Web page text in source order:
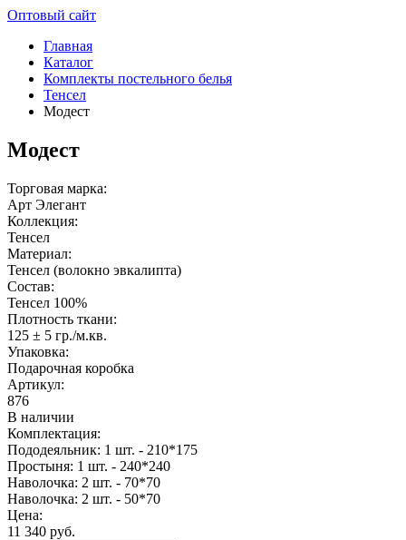
Оптовый сайт
Главная
Каталог
Комплекты постельного белья
Тенсел
Модест
Модест
Торговая марка:
Арт Элегант
Коллекция:
Тенсел
Материал:
Тенсел (волокно эвкалипта)
Состав:
Тенсел 100%
Плотность ткани:
125 ± 5 гр./м.кв.
Упаковка:
Подарочная коробка
Артикул:
876
В наличии
Комплектация:
Пододеяльник: 1 шт. - 210*175
Простыня: 1 шт. - 240*240
Наволочка: 2 шт. - 70*70
Наволочка: 2 шт. - 50*70
Цена:
11 340 руб.